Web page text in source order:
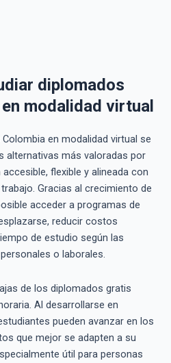
diplomados
modalidad virtual
en modalidad virtual se
alternativas más valoradas por
flexible y alineada con
Gracias al crecimiento de
acceder a programas de
reducir costos
de estudio según las
o laborales.
de los diplomados gratis
Al desarrollarse en
pueden avanzar en los
que mejor se adapten a su
útil para personas